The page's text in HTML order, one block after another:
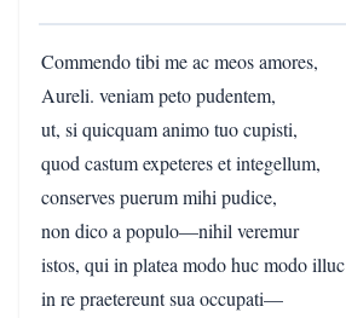
Commendo tibi me ac meos amores,
Aureli. veniam peto pudentem,
ut, si quicquam animo tuo cupisti,
quod castum expeteres et integellum,
conserves puerum mihi pudice,
non dico a populo—nihil veremur
istos, qui in platea modo huc modo illuc
in re praetereunt sua occupati—